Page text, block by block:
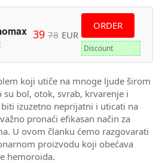
39 78 EUR
ORDER
Discount
koji utiče na mnoge ljude širom
su bol, otok, svrab, krvarenje i
izuzetno neprijatni i uticati na
pronaći efikasan način za
U ovom članku ćemo razgovarati
proizvodu koji obećava
hemoroida.